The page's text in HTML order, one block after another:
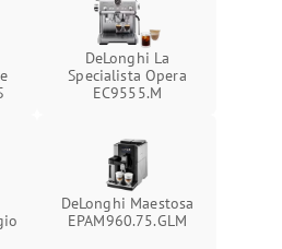
DeLonghi La
Specialista Opera
EC9555.M
DeLonghi Maestosa
EPAM960.75.GLM